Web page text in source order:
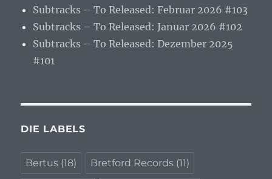
Subtracks – To Released: Februar 2026 #103
Subtracks – To Released: Januar 2026 #102
Subtracks – To Released: Dezember 2025
#101
DIE LABELS
Bertus (18) Bretford Records (11)